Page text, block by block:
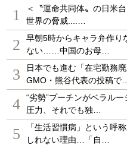
1
＜〝運命共同体〟の日米
世界の脅威....…
2
早朝5時からキャラ弁作り
ない……中国のお母…
3
日本でも進む「在宅勤務廃
GMO・熊谷代表の投稿で…
4
“劣勢”プーチンがベラル
圧力、それでも独…
5
「生活習慣病」という呼
しれない理由…「自…